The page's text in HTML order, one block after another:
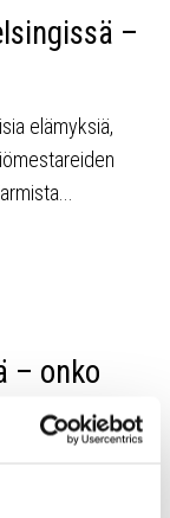
–
elämyksiä,
– onko